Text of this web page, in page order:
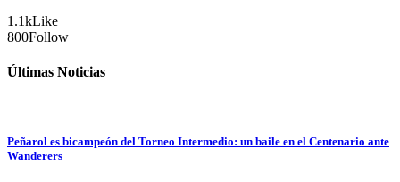
1.1kLike
800Follow
Últimas Noticias
Peñarol es bicampeón del Torneo Intermedio: un baile en el Centenario ante
Wanderers